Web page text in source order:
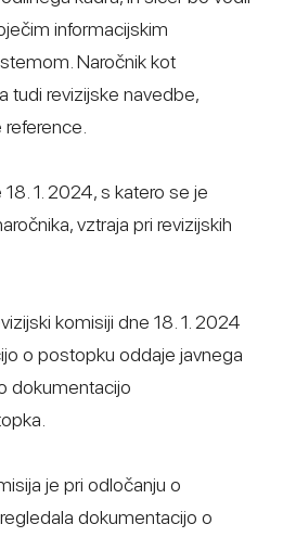
informacijskim
Naročnik kot
tudi revizijske navedbe,
1. 2024, s katero se je
vztraja pri revizijskih
komisiji dne 18. 1. 2024
o postopku oddaje javnega
dokumentacijo
je pri odločanju o
dokumentacijo o